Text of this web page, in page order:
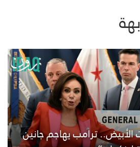
ترامب يهاجم جانين